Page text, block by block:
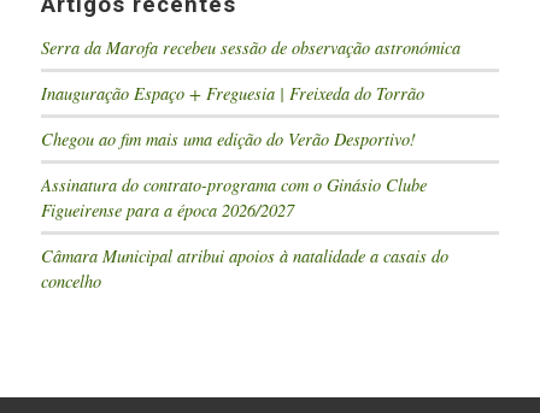
Serra da Marofa recebeu sessão de observação astronómica
Inauguração Espaço + Freguesia | Freixeda do Torrão
Chegou ao fim mais uma edição do Verão Desportivo!
Assinatura do contrato-programa com o Ginásio Clube
Figueirense para a época 2026/2027
Câmara Municipal atribui apoios à natalidade a casais do
concelho